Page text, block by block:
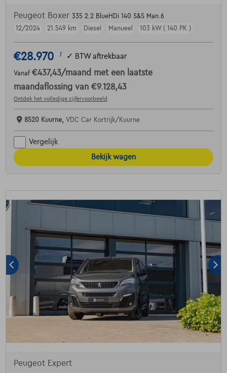
Peugeot Boxer 335 2.2 BlueHDi 140 S&S Man.6
12/2024
21.549 km Diesel Manueel 103 kW ( 140 PK )
€28.970 1 ✓ BTW aftrekbaar
Vanaf €437,43/maand met een laatste
maandaflossing van €9.128,43
Ontdek het volledige cijfervoorbeeld
8520 Kuurne, VDC Car Kortrijk/Kuurne
Vergelijk
Bekijk wagen
Peugeot Expert